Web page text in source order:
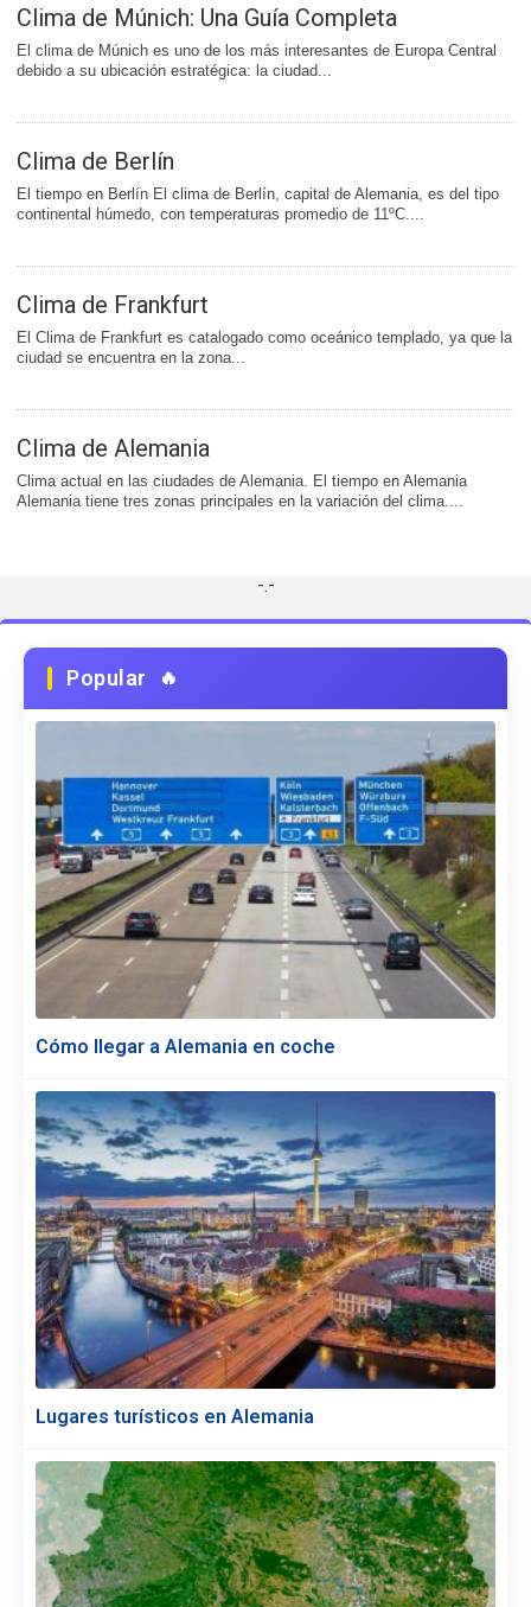
Clima de Múnich: Una Guía Completa
El clima de Múnich es uno de los más interesantes de Europa Central
debido a su ubicación estratégica: la ciudad...
Clima de Berlín
El tiempo en Berlín El clima de Berlín, capital de Alemania, es del tipo
continental húmedo, con temperaturas promedio de 11ºC....
Clima de Frankfurt
El Clima de Frankfurt es catalogado como oceánico templado, ya que la
ciudad se encuentra en la zona...
Clima de Alemania
Clima actual en las ciudades de Alemania. El tiempo en Alemania
Alemania tiene tres zonas principales en la variación del clima....
-.-
Popular
Cómo llegar a Alemania en coche
Lugares turísticos en Alemania